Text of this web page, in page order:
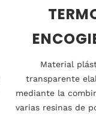
Material
transparente
mediante la
varias resinas de